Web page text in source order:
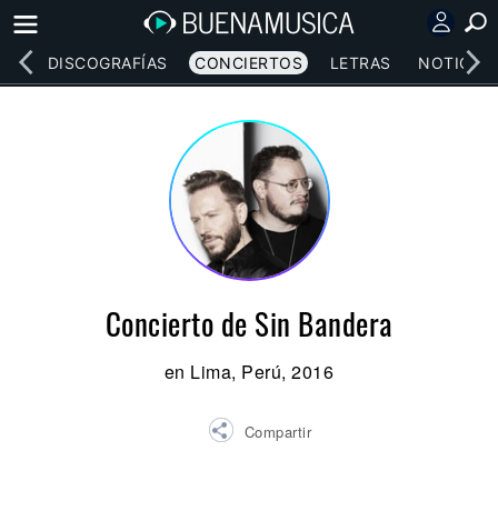
DISCOGRAFÍAS CONCIERTOS LETRAS NOTICIAS
Concierto de Sin Bandera
en Lima, Perú, 2016
Compartir